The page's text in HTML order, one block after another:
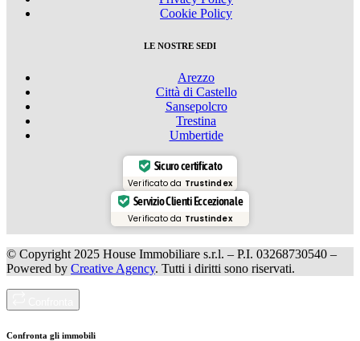
Cookie Policy
LE NOSTRE SEDI
Arezzo
Città di Castello
Sansepolcro
Trestina
Umbertide
Sicuro certificato
Verificato da Trustindex
Servizio Clienti Eccezionale
Verificato da Trustindex
© Copyright 2025 House Immobiliare s.r.l. – P.I. 03268730540 –
Powered by Creative Agency. Tutti i diritti sono riservati.
Confronta gli immobili